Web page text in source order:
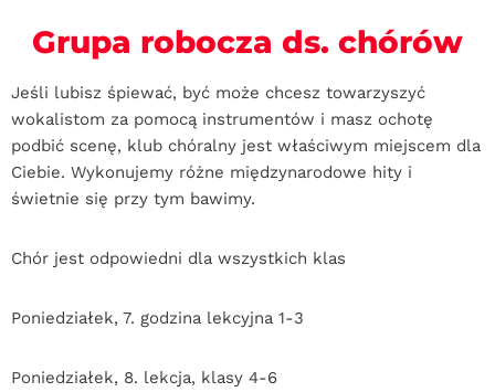
Grupa robocza ds. chórów
Jeśli lubisz śpiewać, być może chcesz towarzyszyć
wokalistom za pomocą instrumentów i masz ochotę
podbić scenę, klub chóralny jest właściwym miejscem dla
Ciebie. Wykonujemy różne międzynarodowe hity i
świetnie się przy tym bawimy.
Chór jest odpowiedni dla wszystkich klas
Poniedziałek, 7. godzina lekcyjna 1-3
Poniedziałek, 8. lekcja, klasy 4-6